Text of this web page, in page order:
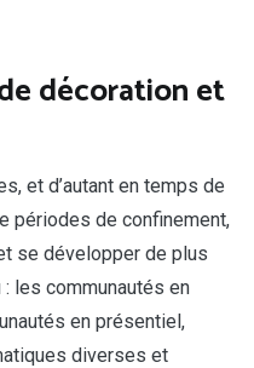
décoration et
et d’autant en temps de
périodes de confinement,
se développer de plus
les communautés en
en présentiel,
diverses et